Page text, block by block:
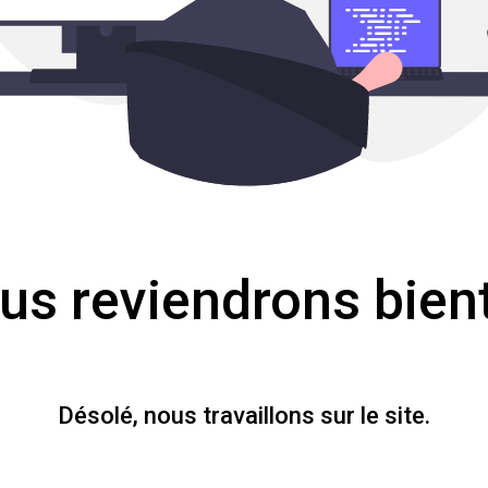
reviendrons
Désolé, nous travaillons sur le site.